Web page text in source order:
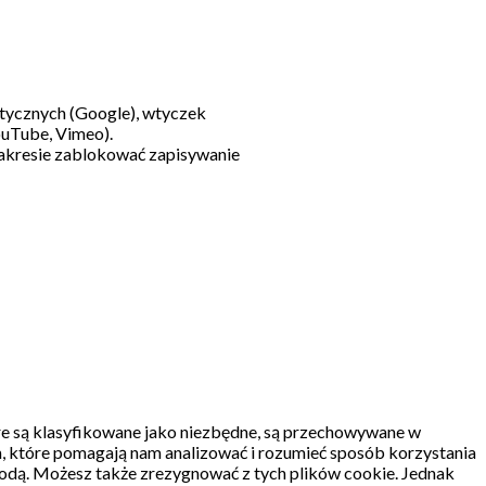
(Google), wtyczek
Vimeo).
zablokować zapisywanie
klasyfikowane jako niezbędne, są przechowywane w
pomagają nam analizować i rozumieć sposób korzystania
Możesz także zrezygnować z tych plików cookie. Jednak